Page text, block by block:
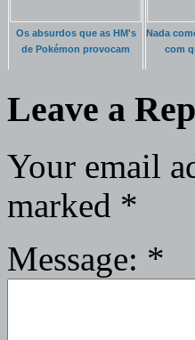
Os absurdos que as HM's
de Pokémon provocam
Nada
com
Leave a
Your email
marked *
Message: *